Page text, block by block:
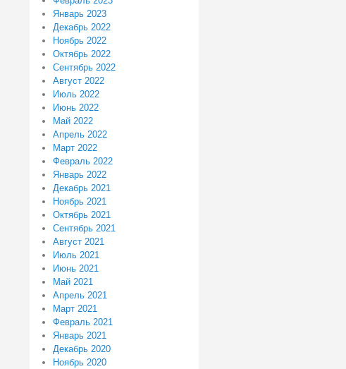
Январь 2023
Декабрь 2022
Ноябрь 2022
Октябрь 2022
Сентябрь 2022
Август 2022
Июль 2022
Июнь 2022
Май 2022
Апрель 2022
Март 2022
Февраль 2022
Январь 2022
Декабрь 2021
Ноябрь 2021
Октябрь 2021
Сентябрь 2021
Август 2021
Июль 2021
Июнь 2021
Май 2021
Апрель 2021
Март 2021
Февраль 2021
Январь 2021
Декабрь 2020
Ноябрь 2020